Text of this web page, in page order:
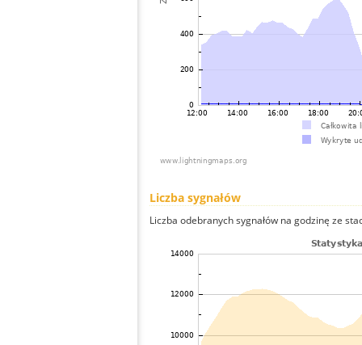
Liczba sygnałów
Liczba odebranych sygnałów na godzinę ze